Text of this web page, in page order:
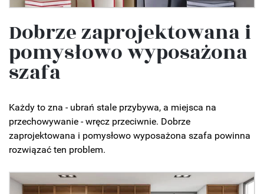
Dobrze zaprojektowana i
pomysłowo wyposażona
szafa
Każdy to zna - ubrań stale przybywa, a miejsca na
przechowywanie - wręcz przeciwnie. Dobrze
zaprojektowana i pomysłowo wyposażona szafa powinna
rozwiązać ten problem.